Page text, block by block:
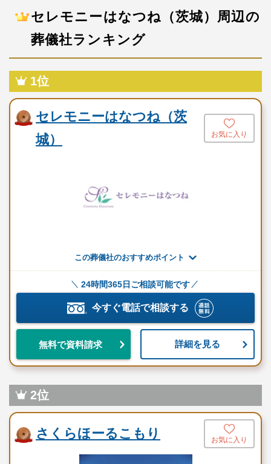
枕飾り
納棺用品
礼品、式場料、火葬場関係費、宗教者費用など）諸条件により変
ご希望やご予算に合わせた適正価格を見積るためには、人数・場
所（式場、火葬場）・宗教形式などを葬儀社と擦り合わせること
セレモニーはなつね（茨城）のこだわり
お客様の大切な時間を心を込めてサポートし、「ありがとう」が
花にこだわった葬送の演出や、設備の整った自社式場など、各所
にこだわりが溢れています。
セレモニーはなつね（茨城）の理念とメッセー
ジ
セレモニーはなつね（茨城）の理念は、”さよなら”よりも”ありが
とう”の気持ちが溢れる葬送を提供することです。
地域密着型の葬儀社として、地域の文化や風習を尊重し、個々の
ご希望に柔軟に対応します。
スタッフ全員が心を込めて、お客様一人ひとりの思いに寄り添
セレモニーはなつね（茨城）周辺の
葬儀社ランキング
1位
セレモニーはなつね（茨
城）
お気に入り
この葬儀社のおすすめポイント
24時間365日ご相談可能です
今すぐ電話で相談する
無料で資料請求 詳細を見る
2位
さくらほーるこもり お気に入り